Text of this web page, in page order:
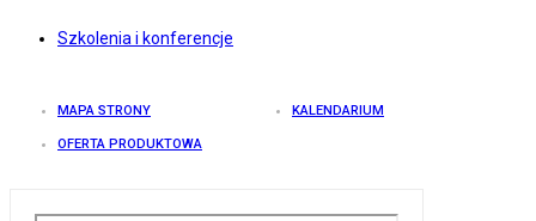
Szkolenia i konferencje
MAPA STRONY KALENDARIUM
OFERTA PRODUKTOWA